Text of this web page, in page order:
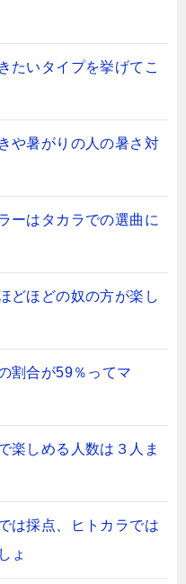
たいタイプを挙げてこ
や暑がりの人の暑さ対
ーはタカラでの選曲に
どほどの奴の方が楽し
割合が59％ってマ
楽しめる人数は３人ま
は採点、ヒトカラでは
ょ